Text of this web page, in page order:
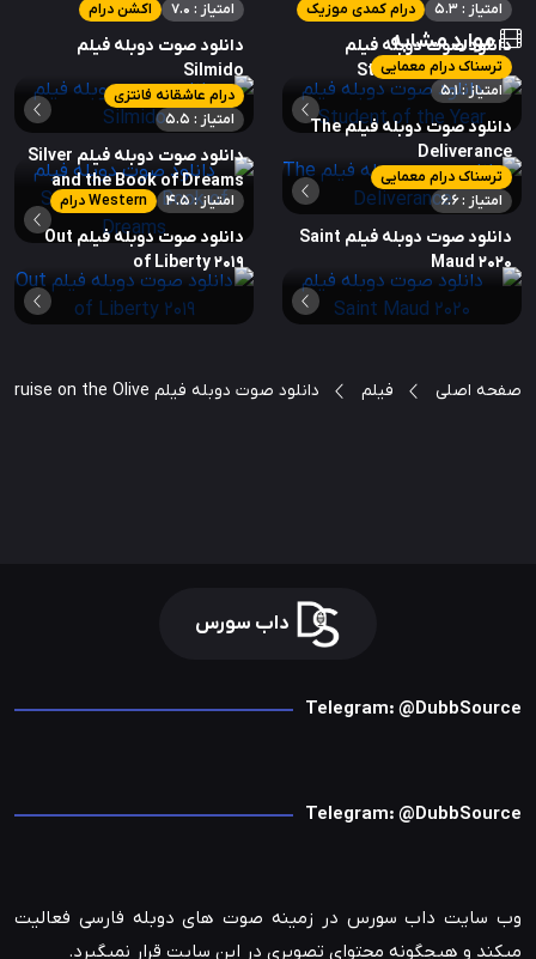
موارد مشابه
درام کمدی موزیک امتیاز : 5.3
دانلود صوت دوبله فیلم
Student of the Year
اکشن درام امتیاز : 7.0
دانلود صوت دوبله فیلم
Silmido
ترسناک درام معمایی
امتیاز : 5.1
دانلود صوت دوبله فیلم The
Deliverance
درام عاشقانه فانتزی
امتیاز : 5.5
دانلود صوت دوبله فیلم Silver
and the Book of Dreams
ترسناک درام معمایی
امتیاز : 6.6
دانلود صوت دوبله فیلم Saint
Maud 2020
Western درام امتیاز : 4.5
دانلود صوت دوبله فیلم Out
of Liberty 2019
صفحه اصلی فیلم دانلود صوت دوبله فیلم The Bruise on the Olive
داب سورس
Telegram: @DubbSource
Telegram: @DubbSource
وب سایت داب سورس در زمینه صوت های دوبله فارسی فعالیت
میکند و هیچگونه محتوای تصویری در این سایت قرار نمیگیرد.